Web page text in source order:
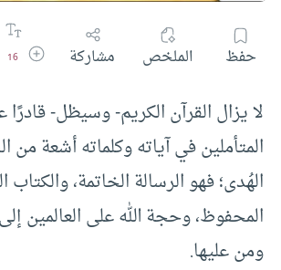
حفظ الملخص مشاركة زيادة16
لا يزال القرآن الكريم- وسيظل-
المتأملين في آياته وكلماته أشعة من
الهُدى؛ فهو الرسالة الخاتمة، والكتاب
المحفوظ، وحجة الله على العالمين
ومن عليها.